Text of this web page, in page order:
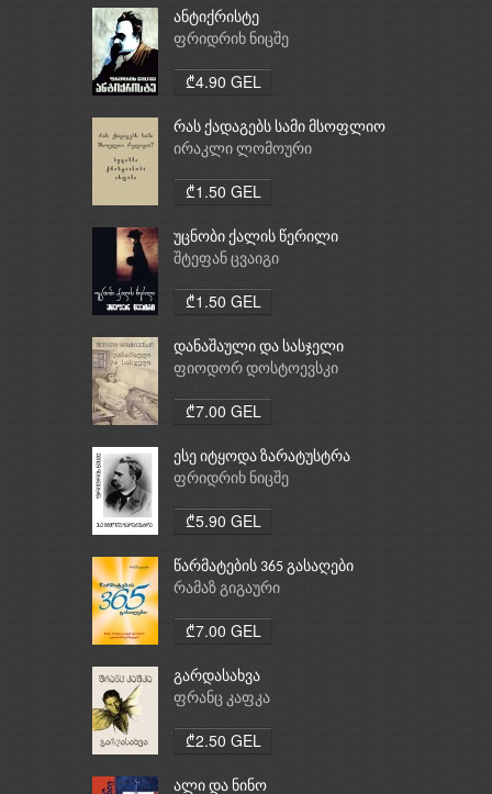
ანტიქრისტე
ფრიდრიხ ნიცშე
₾4.90 GEL
რას ქადაგებს სამი მსოფლიო
რელიგია: ბუდიზმი,
ირაკლი ლომოური
₾1.50 GEL
უცნობი ქალის წერილი
შტეფან ცვაიგი
₾1.50 GEL
დანაშაული და სასჯელი
ფიოდორ დოსტოევსკი
₾7.00 GEL
ესე იტყოდა ზარატუსტრა
ფრიდრიხ ნიცშე
₾5.90 GEL
წარმატების 365 გასაღები
რამაზ გიგაური
₾7.00 GEL
გარდასახვა
ფრანც კაფკა
₾2.50 GEL
ალი და ნინო